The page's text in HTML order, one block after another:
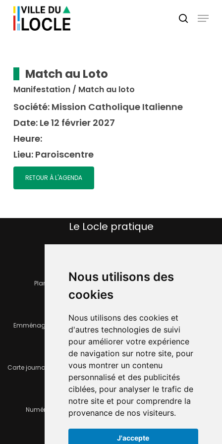
Nous utilisons des
cookies
Nous utilisons des cookies et
d'autres technologies de suivi
pour améliorer votre expérience
de navigation sur notre site, pour
vous montrer un contenu
personnalisé et des publicités
ciblées, pour analyser le trafic de
notre site et pour comprendre la
provenance de nos visiteurs.
J'accepte
Skip
main
search
Menu
Match au Loto
Manifestation / Match au loto
Société:Mission Catholique Italienne
Date:Le 12 février 2027
Heure:
Lieu:Paroiscentre
RETOUR À L'AGENDA
Le Locle pratique
Plan de la ville Horaires et services communaux
Emménager ou déménager Infos pratiques
Carte journalière CFF - Flexicard Travaux importants en cours
Numéros d'urgence À louer / à vendre